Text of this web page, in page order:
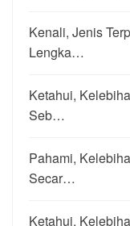
Kenali, Jenis
Lengka…
Ketahui,
Seb…
Pahami,
Secar…
Ketahui,